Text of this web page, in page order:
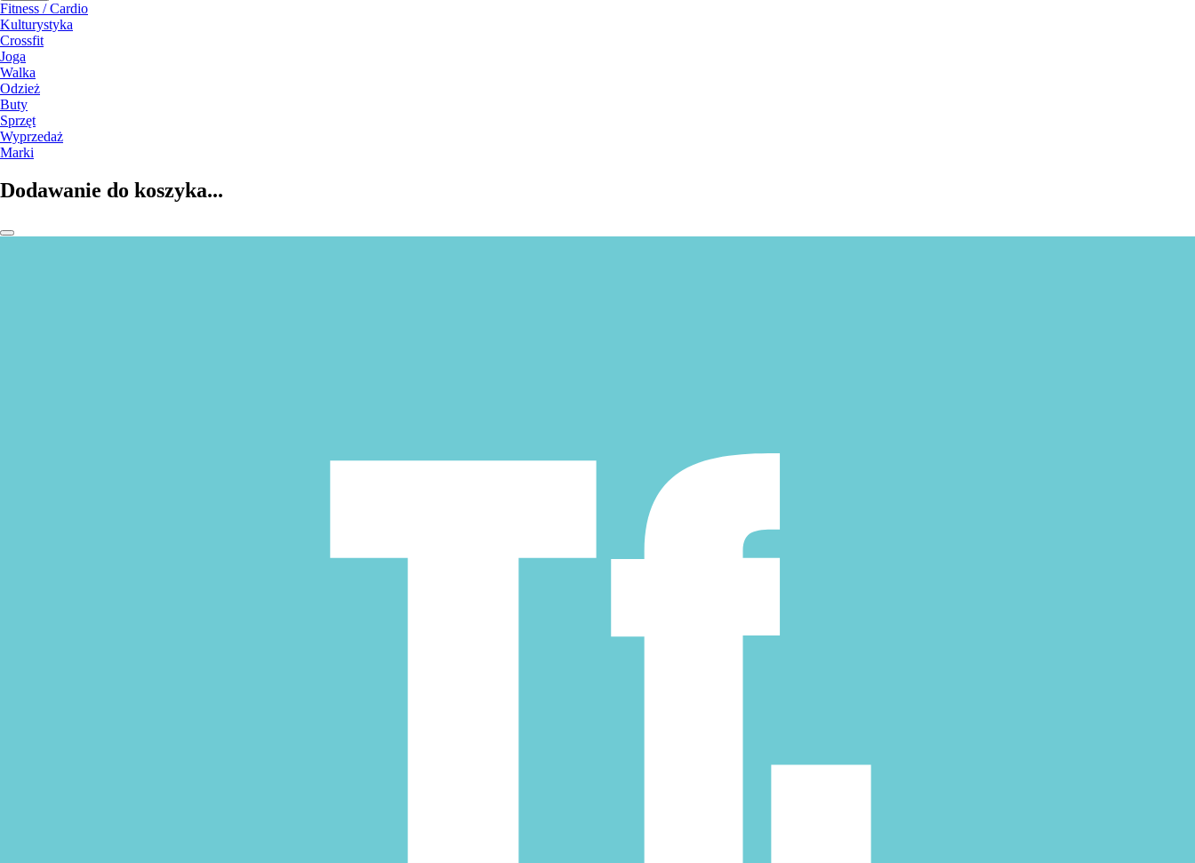
Fitness / Cardio
Kulturystyka
Crossfit
Joga
Walka
Odzież
Buty
Sprzęt
Wyprzedaż
Marki
Dodawanie do koszyka...